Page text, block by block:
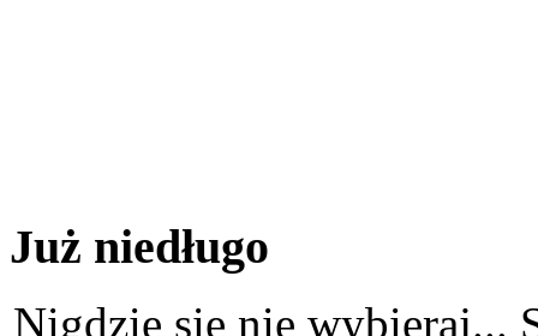
Już niedługo
Nigdzie się nie wybieraj...